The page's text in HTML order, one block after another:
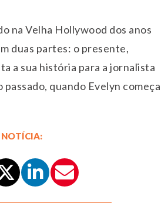
na Velha Hollywood dos anos
duas partes: o presente,
a sua história para a jornalista
quando Evelyn começa
NOTÍCIA: